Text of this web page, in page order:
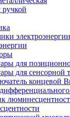
для
для сенсорной